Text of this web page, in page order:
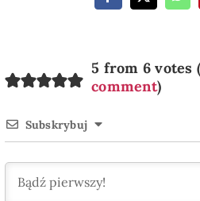
5 from 6 votes
comment)
Subskrybuj